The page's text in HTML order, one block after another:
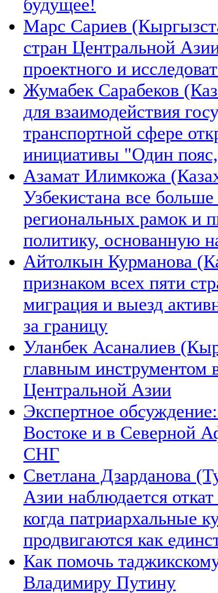
будущее!
Марс Сариев
стран Центральной
проектного и
Жумабек Сарабеков
для взаимодействия
транспортной сфере
инициативы "Один
Азамат Илимкожа
Узбекистана все
региональных рамок и
политику, основанную
Айтолкын Курманова
признаком всех пяти
миграция и выезд
за границу
Уланбек Асаналиев
главным инструментом
Центральной Азии
Экспертное
Востоке и в Северной
СНГ
Светлана Дзарданова
Азии наблюдается
когда патриархальные
продвигаются как
Как помочь
Владимиру Путину